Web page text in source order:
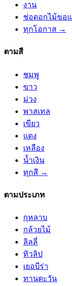
งาน
ช่อดอกไม้ขอ
ทุกโอกาส →
ตามสี
ชมพู
ขาว
ม่วง
พาสเทล
เขียว
แดง
เหลือง
น้ำเงิน
ทุกสี →
ตามประเภท
กุหลาบ
กล้วยไม้
ลิลลี่
ทิวลิป
เยอบีร่า
ทานตะวัน